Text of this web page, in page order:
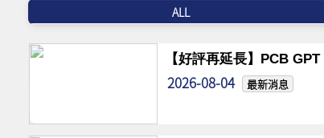
ALL
【好評再延長】PCB
2026-08-04 最新消息